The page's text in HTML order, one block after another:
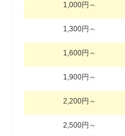
1,000円～
1,300円～
1,600円～
1,900円～
2,200円～
2,500円～